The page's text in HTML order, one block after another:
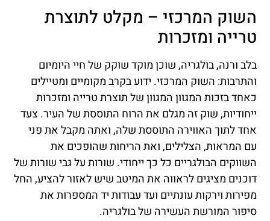
השוק המרכזי – מקלט לתוצרת
טרייה ומזכרות
בלב ורנה, בולגריה, שוכן מוקד שוקק של חיי היומיום
והתרבות: השוק המרכזי. ידוע בקרב מקומיים ומטיילים
כאחד בזכות המגוון המגוון של תוצרת טרייה ומזכרות
ייחודיות, שוק זה מגלם את הרוח התוססת של העיר. צעד
אחד לתוך האווירה התוססת שלה, ואתה מקבל את פני
עם המראות, הצלילים, ואת הריחות שהופכים את
השווקים הבולגריים כל כך ייחודי. שורות על גבי שורות של
דוכנים מציגים לראווה את המיטב שיש לאזור להציע, החל
מפירות וירקות עונתיים ועד עבודות יד המספרות את
סיפור המורשת העשירה של בולגריה.